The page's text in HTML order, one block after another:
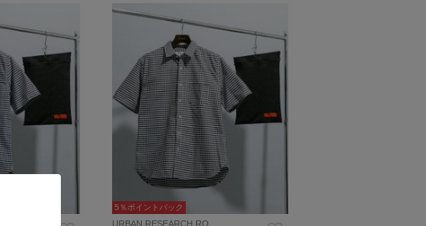
5％ポイントバック
URBAN RESEARCH RO…